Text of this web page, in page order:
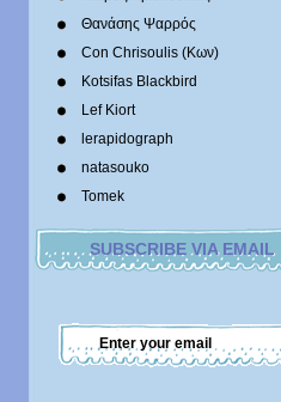
Θανάσης Ψαρρός
Con Chrisoulis (Κων)
Kotsifas Blackbird
Lef Kiort
lerapidograph
natasouko
Tomek
SUBSCRIBE VIA EMAIL